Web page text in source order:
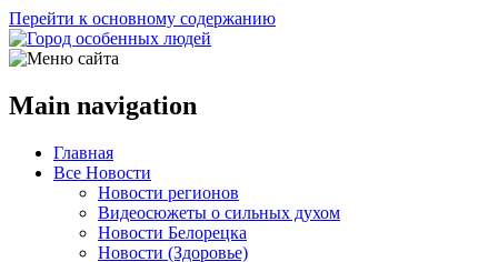
Перейти к основному содержанию
Main navigation
Главная
Все Новости
Новости регионов
Видеосюжеты о сильных духом
Новости Белорецка
Новости (Здоровье)